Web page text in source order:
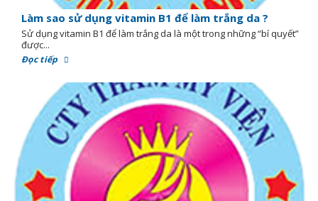
Làm sao sử dụng vitamin B1 để làm trắng da ?
Sử dụng vitamin B1 để làm trắng da là một trong những “bí quyết”
được...
Đọc tiếp